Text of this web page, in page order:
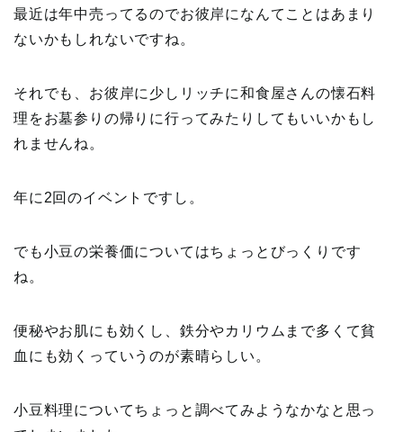
最近は年中売ってるのでお彼岸になんてことはあまり
ないかもしれないですね。
それでも、お彼岸に少しリッチに和食屋さんの懐石料
理をお墓参りの帰りに行ってみたりしてもいいかもし
れませんね。
年に2回のイベントですし。
でも小豆の栄養価についてはちょっとびっくりです
ね。
便秘やお肌にも効くし、鉄分やカリウムまで多くて貧
血にも効くっていうのが素晴らしい。
小豆料理についてちょっと調べてみようなかなと思っ